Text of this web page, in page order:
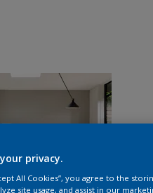
privacy.
All Cookies”, you agree to the
site usage, and assist in our